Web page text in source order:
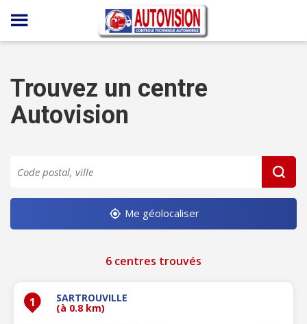
Panneau de gestion des cookies
Trouvez un centre
Autovision
Me géolocaliser
6 centres trouvés
1 SARTROUVILLE
(à 0.8 km)